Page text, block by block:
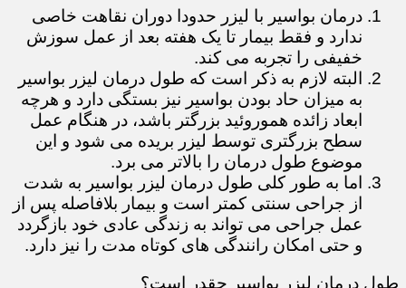
درمان بواسیر با لیزر حدودا دوران نقاهت خاصی
ندارد و فقط بیمار تا یک هفته بعد از عمل سوزش
خفیفی را تجربه می کند.
البته لازم به ذکر است که طول درمان لیزر بواسیر
به میزان حاد بودن بواسیر نیز بستگی دارد و هرچه
ابعاد زائده هموروئید بزرگتر باشد، در هنگام عمل
سطح بزرگتری توسط لیزر بریده می شود و این
موضوع طول درمان را بالاتر می برد.
اما به طور کلی طول درمان لیزر بواسیر به شدت
از جراحی سنتی کمتر است و بیمار بلافاصله پس از
عمل جراحی می تواند به زندگی عادی خود بازگردد
و حتی امکان رانندگی های کوتاه مدت را نیز دارد.
طول درمان لیزر بواسیر چقدر است؟